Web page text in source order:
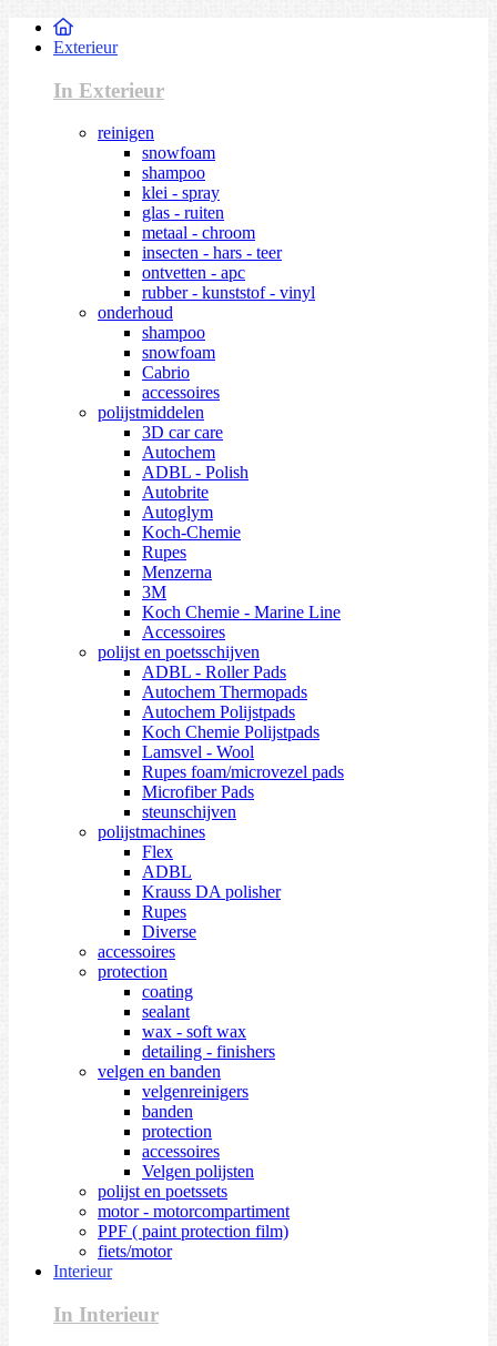
Exterieur
In Exterieur
reinigen
snowfoam
shampoo
klei - spray
glas - ruiten
metaal - chroom
insecten - hars - teer
ontvetten - apc
rubber - kunststof - vinyl
onderhoud
shampoo
snowfoam
Cabrio
accessoires
polijstmiddelen
3D car care
Autochem
ADBL - Polish
Autobrite
Autoglym
Koch-Chemie
Rupes
Menzerna
3M
Koch Chemie - Marine Line
Accessoires
polijst en poetsschijven
ADBL - Roller Pads
Autochem Thermopads
Autochem Polijstpads
Koch Chemie Polijstpads
Lamsvel - Wool
Rupes foam/microvezel pads
Microfiber Pads
steunschijven
polijstmachines
Flex
ADBL
Krauss DA polisher
Rupes
Diverse
accessoires
protection
coating
sealant
wax - soft wax
detailing - finishers
velgen en banden
velgenreinigers
banden
protection
accessoires
Velgen polijsten
polijst en poetssets
motor - motorcompartiment
PPF ( paint protection film)
fiets/motor
Interieur
In Interieur